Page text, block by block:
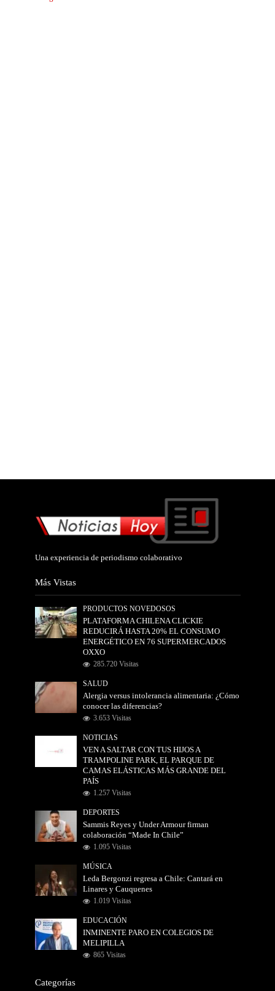
Una experiencia de periodismo colaborativo
Más Vistas
PRODUCTOS NOVEDOSOS
PLATAFORMA CHILENA CLICKIE
REDUCIRÁ HASTA 20% EL CONSUMO
ENERGÉTICO EN 76 SUPERMERCADOS
OXXO
285.720 Visitas
SALUD
Alergia versus intolerancia alimentaria: ¿Cómo
conocer las diferencias?
3.653 Visitas
NOTICIAS
VEN A SALTAR CON TUS HIJOS A
TRAMPOLINE PARK, EL PARQUE DE
CAMAS ELÁSTICAS MÁS GRANDE DEL
PAÍS
1.257 Visitas
DEPORTES
Sammis Reyes y Under Armour firman
colaboración “Made In Chile”
1.095 Visitas
MÚSICA
Leda Bergonzi regresa a Chile: Cantará en
Linares y Cauquenes
1.019 Visitas
EDUCACIÓN
INMINENTE PARO EN COLEGIOS DE
MELIPILLA
865 Visitas
Categorías